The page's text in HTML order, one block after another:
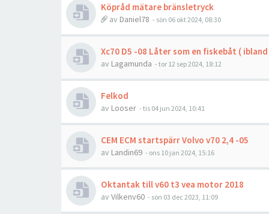
Köpråd mätare bränsletryck
av Daniel78 - sön 06 okt 2024, 08:30
Xc70 D5 -08 Låter som en fiskebåt ( ibland
av Lagamunda - tor 12 sep 2024, 18:12
Felkod
av Looser - tis 04 jun 2024, 10:41
CEM ECM startspärr Volvo v70 2,4 -05
av Landin69 - ons 10 jan 2024, 15:16
Oktantak till v60 t3 vea motor 2018
av Vilkenv60 - sön 03 dec 2023, 11:09